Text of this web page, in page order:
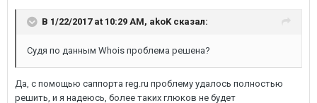
В 1/22/2017 at 10:29 AM, akoK сказал:
Судя по данным Whois проблема решена?
Да, с помощью саппорта reg.ru проблему удалось полностью
решить, и я надеюсь, более таких глюков не будет